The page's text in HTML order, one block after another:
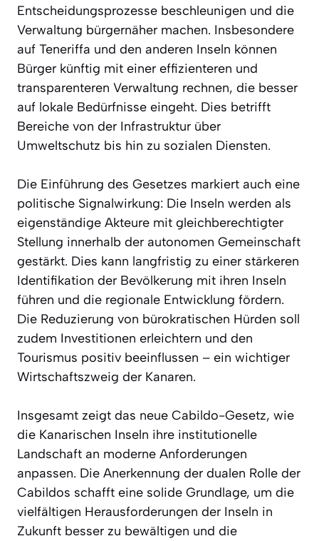
Entscheidungsprozesse beschleunigen und die
Verwaltung bürgernäher machen. Insbesondere
auf Teneriffa und den anderen Inseln können
Bürger künftig mit einer effizienteren und
transparenteren Verwaltung rechnen, die besser
auf lokale Bedürfnisse eingeht. Dies betrifft
Bereiche von der Infrastruktur über
Umweltschutz bis hin zu sozialen Diensten.
Die Einführung des Gesetzes markiert auch eine
politische Signalwirkung: Die Inseln werden als
eigenständige Akteure mit gleichberechtigter
Stellung innerhalb der autonomen Gemeinschaft
gestärkt. Dies kann langfristig zu einer stärkeren
Identifikation der Bevölkerung mit ihren Inseln
führen und die regionale Entwicklung fördern.
Die Reduzierung von bürokratischen Hürden soll
zudem Investitionen erleichtern und den
Tourismus positiv beeinflussen – ein wichtiger
Wirtschaftszweig der Kanaren.
Insgesamt zeigt das neue Cabildo-Gesetz, wie
die Kanarischen Inseln ihre institutionelle
Landschaft an moderne Anforderungen
anpassen. Die Anerkennung der dualen Rolle der
Cabildos schafft eine solide Grundlage, um die
vielfältigen Herausforderungen der Inseln in
Zukunft besser zu bewältigen und die